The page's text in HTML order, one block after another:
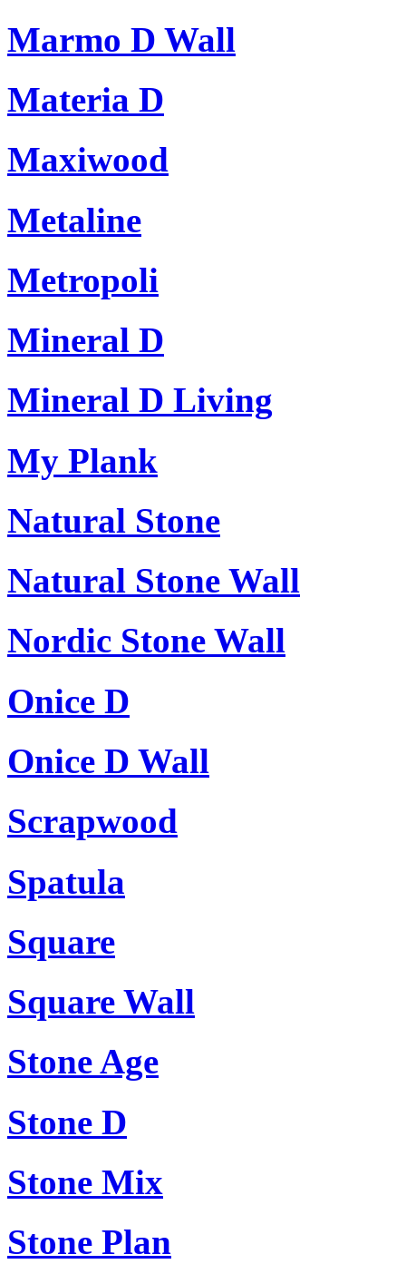
Marmo D Wall
Materia D
Maxiwood
Metaline
Metropoli
Mineral D
Mineral D Living
My Plank
Natural Stone
Natural Stone Wall
Nordic Stone Wall
Onice D
Onice D Wall
Scrapwood
Spatula
Square
Square Wall
Stone Age
Stone D
Stone Mix
Stone Plan